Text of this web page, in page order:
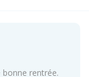
bonne rentrée.